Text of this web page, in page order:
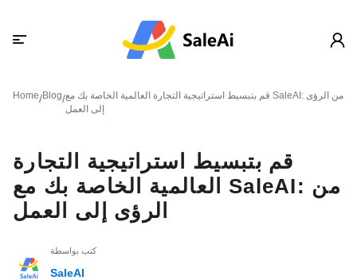
Home/Blog/قم بتبسيط استراتيجية التجارة العالمية الخاصة بك مع SaleAI: من الرؤى
إلى العمل
قم بتبسيط استراتيجية التجارة
العالمية الخاصة بك مع SaleAI: من
الرؤى إلى العمل
كتب بواسطة
SaleAI